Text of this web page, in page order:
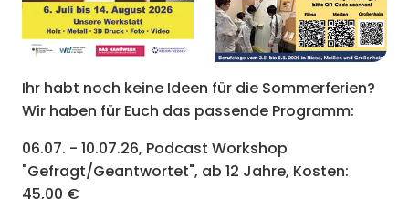
Ihr habt noch keine Ideen für die Sommerferien?
Wir haben für Euch das passende Programm:
06.07. - 10.07.26, Podcast Workshop
"Gefragt/Geantwortet", ab 12 Jahre, Kosten:
45,00 €